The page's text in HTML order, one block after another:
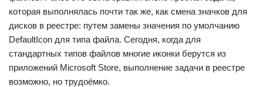
которая выполнялась почти так же, как смена значков для
дисков в реестре: путем замены значения по умолчанию
DefaultIcon для типа файла. Сегодня, когда для
стандартных типов файлов многие иконки берутся из
приложений Microsoft Store, выполнение задачи в реестре
возможно, но трудоёмко.